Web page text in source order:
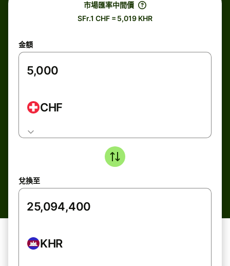
市場匯率中間價
SFr.1 CHF = 5,019 KHR
金額
CHF
兌換至
KHR